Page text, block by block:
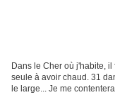
Dans le Cher où j'habite,
seule à avoir chaud. 31
le large... Je me